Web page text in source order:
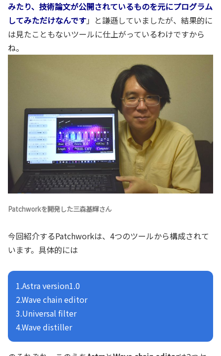
みたり、技術論文が公開されているものを元にプログラム
してみただけなんです」と謙遜していましたが、結果的に
は見たこともないツールに仕上がっているわけですから
ね。
Patchworkを開発した三森基輝さん
今回紹介するPatchworkは、4つのツールから構成されて
います。具体的には
1.Astra version1.0
2.Wave chain editor
3.Universal filter
4.Wave distiller